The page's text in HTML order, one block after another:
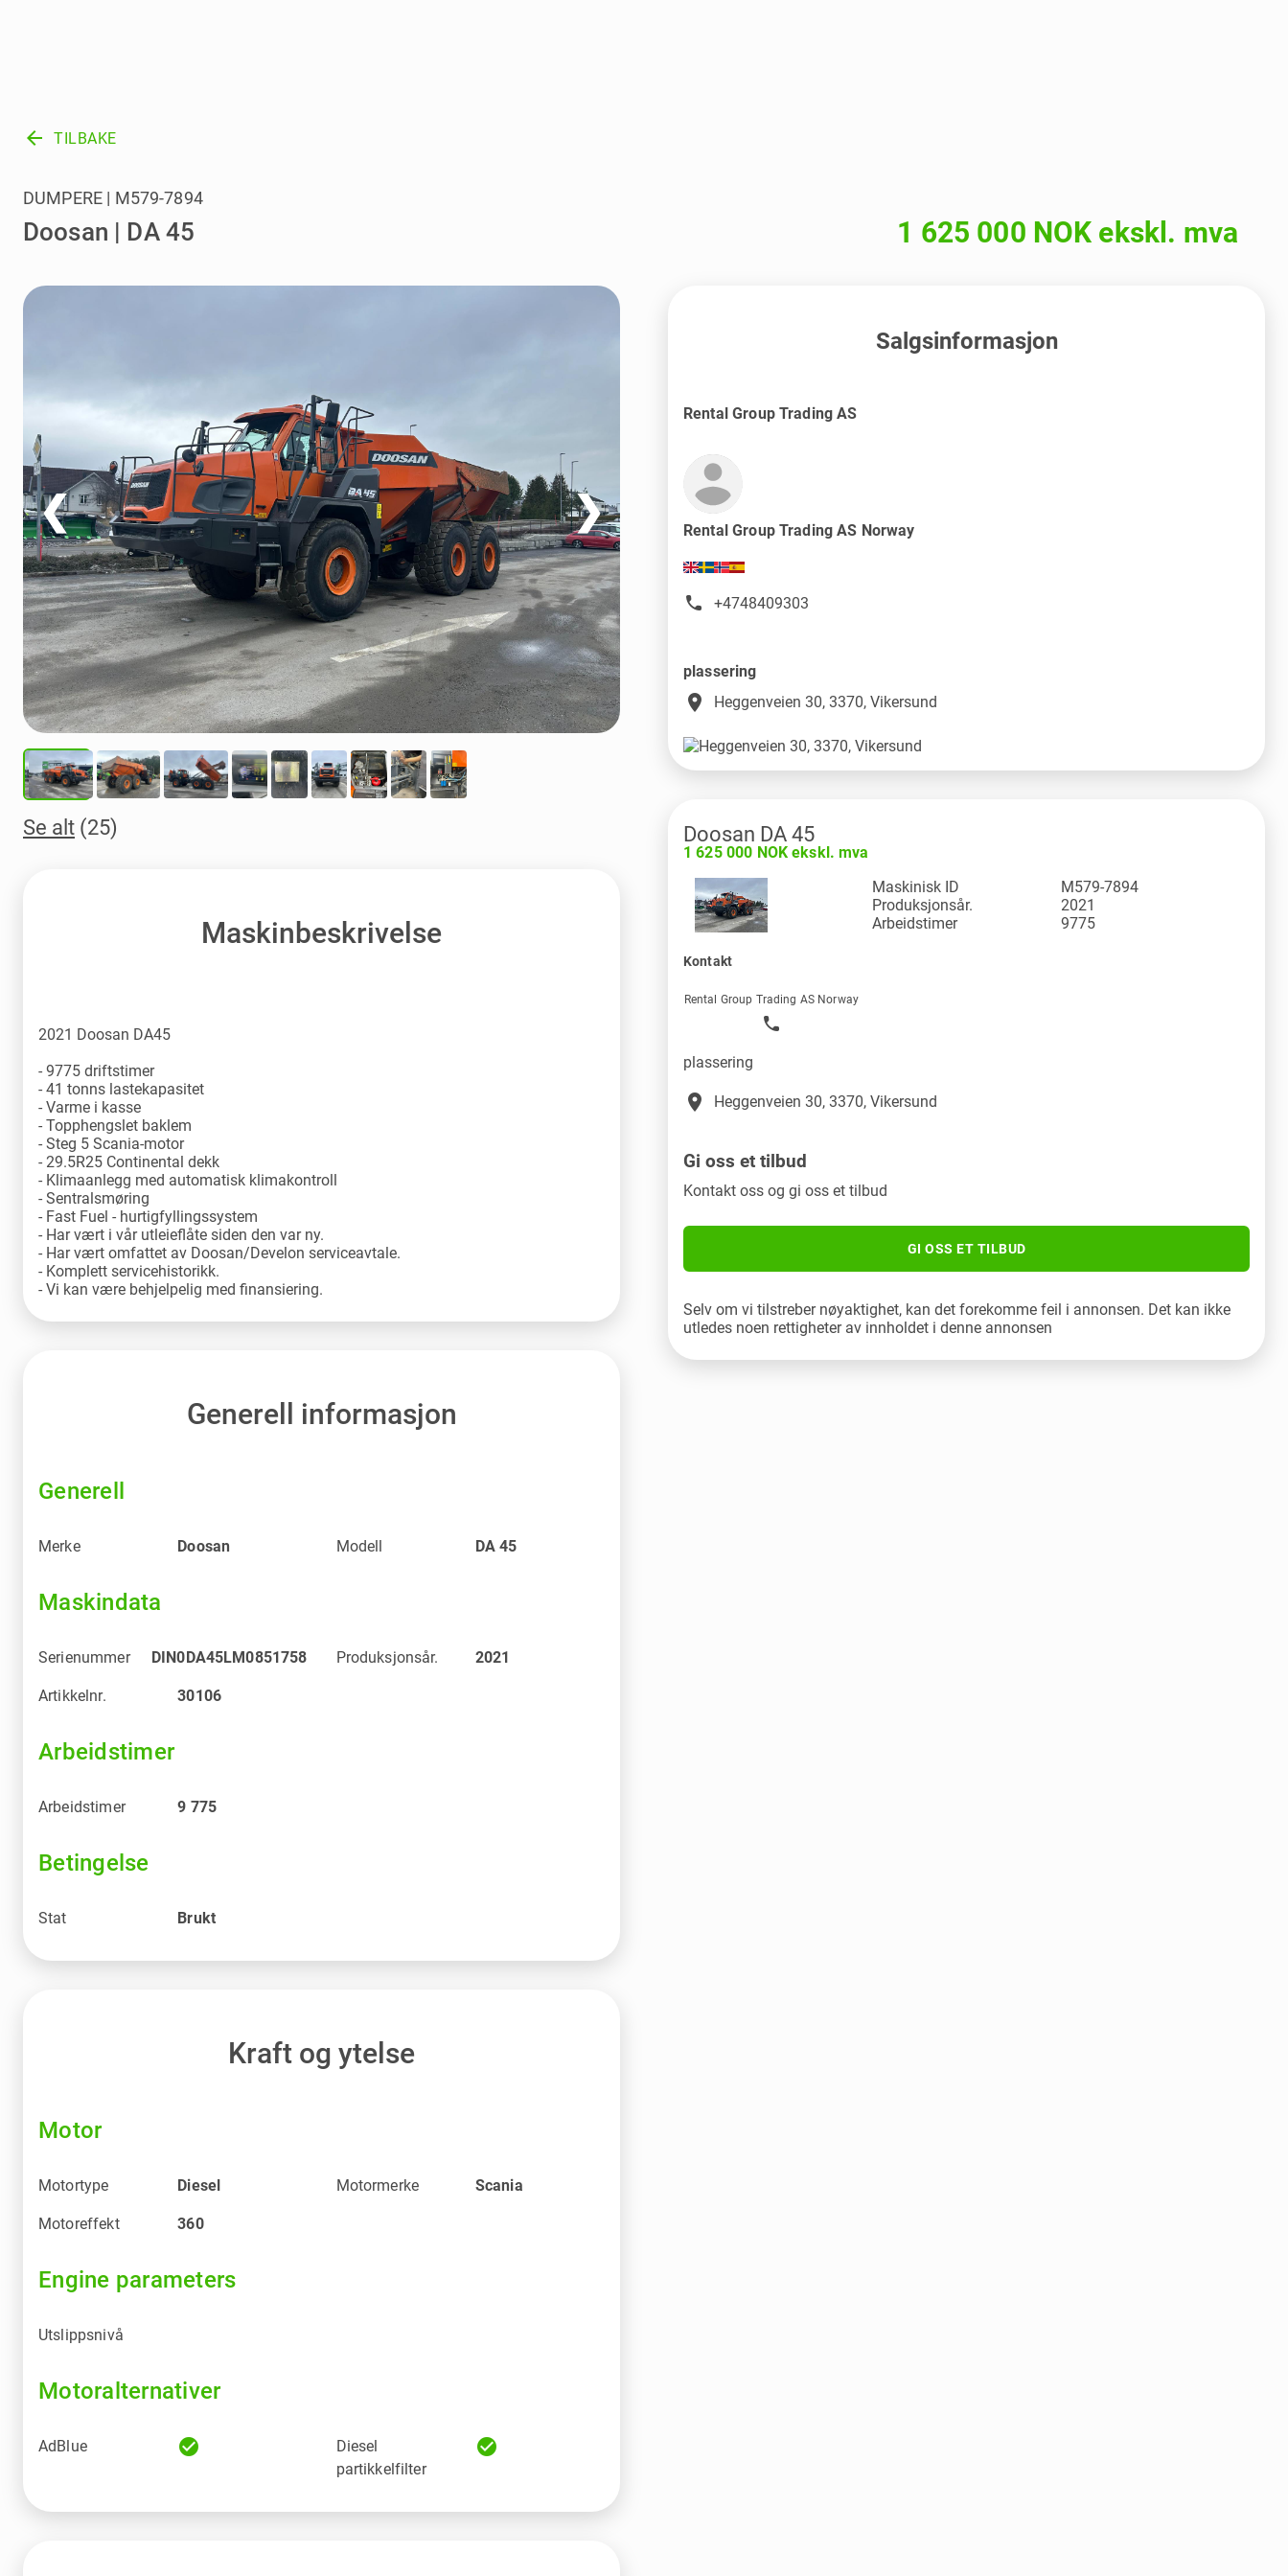
arrow_back TILBAKE
Doosan | DA 45
DUMPERE | M579-7894
1 625 000 NOK ekskl. mva
❮ ❯
Se alt (25)
Maskinbeskrivelse
2021 Doosan DA45
- 9775 driftstimer
- 41 tonns lastekapasitet
- Varme i kasse
- Topphengslet baklem
- Steg 5 Scania-motor
- 29.5R25 Continental dekk
- Klimaanlegg med automatisk klimakontroll
- Sentralsmøring
- Fast Fuel - hurtigfyllingssystem
- Har vært i vår utleieflåte siden den var ny.
- Har vært omfattet av Doosan/Develon serviceavtale.
- Komplett servicehistorikk.
Generell informasjon
Generell
Merke Doosan Modell DA 45
Maskindata
Serienummer DIN0DA45LM0851758 Produksjonsår. 2021
Artikkelnr. 30106
Arbeidstimer
Arbeidstimer 9 775
Betingelse
Stat Brukt
Kraft og ytelse
Motor
Motortype Diesel Motormerke Scania
Motoreffekt 360
Engine parameters
Utslippsnivå
Motoralternativer
AdBlue check_circle
Diesel
partikkelfilter
check_circle
Salgsinformasjon
Rental Group Trading AS
Rental Group Trading AS Norway
+4748409303
plassering
place Heggenveien 30, 3370, Vikersund
Doosan DA 45
1 625 000 NOK ekskl. mva
Maskinisk ID
M579-7894
Produksjonsår.
2021
Arbeidstimer
9775
Kontakt
Rental Group Trading AS Norway
plassering
place Heggenveien 30, 3370, Vikersund
Gi oss et tilbud
Kontakt oss og gi oss et tilbud
GI OSS ET TILBUD
Selv om vi tilstreber nøyaktighet, kan det forekomme feil i annonsen. Det kan ikke
utledes noen rettigheter av innholdet i denne annonsen